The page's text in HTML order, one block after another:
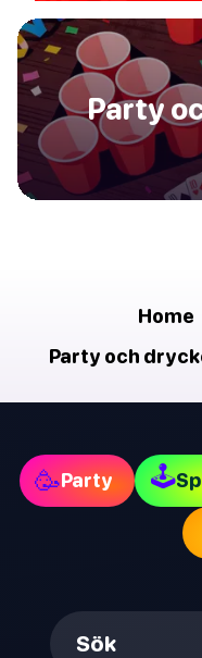
Party
Home
Party och
🥳Party 🕹
Sök